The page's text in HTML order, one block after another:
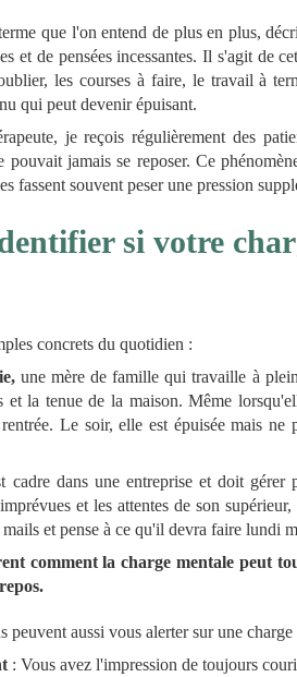
que l'on entend de plus en plus,
et de pensées incessantes. Il s'agit de
les courses à faire, le travail à
qui peut devenir épuisant.
je reçois régulièrement des
pouvait jamais se reposer. Ce
fassent souvent peser une pression
si votre
concrets du quotidien :
une mère de famille qui travaille à
et la tenue de la maison. Même
Le soir, elle est épuisée mais ne
cadre dans une entreprise et doit gérer
et les attentes de son
et pense à ce qu'il devra faire lundi
comment la charge mentale peut
peuvent aussi vous alerter sur une
: Vous avez l'impression de toujours